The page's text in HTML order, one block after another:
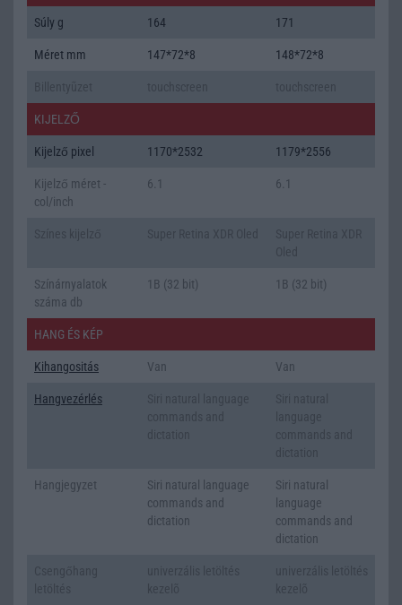
Súly g 164 171
Méret mm 147*72*8 148*72*8
KIJELZŐ
Kijelző pixel 1170*2532 1179*2556
Kijelző méret -
col/inch
6.1 6.1
Színárnyalatok
száma db
1B (32 bit) 1B (32 bit)
HANG ÉS KÉP
Kihangositás Van Van
Hangvezérlés
Hangjegyzet
Siri natural language
commands and
dictation
Siri natural
language
commands and
dictation